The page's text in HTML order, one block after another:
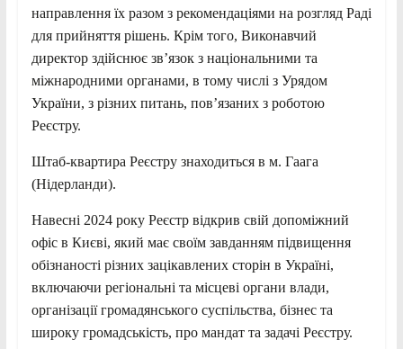
направлення їх разом з рекомендаціями на розгляд Раді
для прийняття рішень. Крім того, Виконавчий
директор здійснює зв’язок з національними та
міжнародними органами, в тому числі з Урядом
України, з різних питань, пов’язаних з роботою
Реєстру.
Штаб-квартира Реєстру знаходиться в м. Гаага
(Нідерланди).
Навесні 2024 року Реєстр відкрив свій допоміжний
офіс в Києві, який має своїм завданням підвищення
обізнаності різних зацікавлених сторін в Україні,
включаючи регіональні та місцеві органи влади,
організації громадянського суспільства, бізнес та
широку громадськість, про мандат та задачі Реєстру.